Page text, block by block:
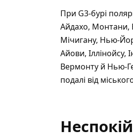
При G3‑бурі
Айдахо, Монтани,
Мічигану,
Айови, Іллінойсу,
Вермонту й
подалі від